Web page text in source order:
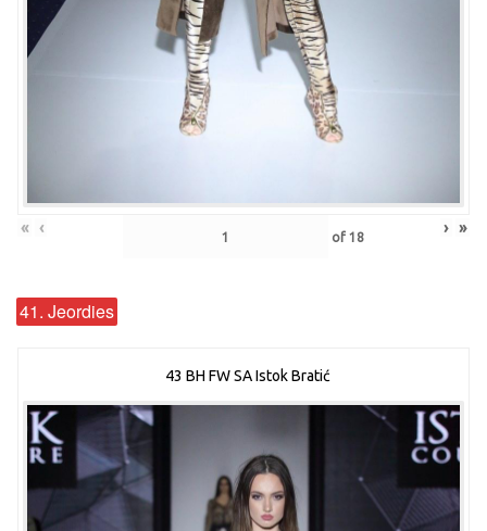
« ‹ of 18 › »
41. Jeordies
43 BH FW SA Istok Bratić